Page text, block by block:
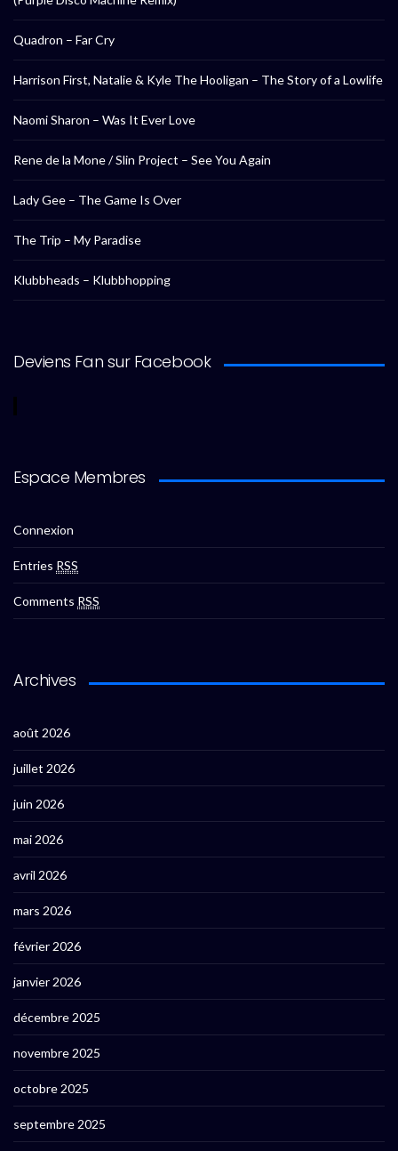
Quadron – Far Cry
Harrison First, Natalie & Kyle The Hooligan – The Story of a Lowlife
Naomi Sharon – Was It Ever Love
Rene de la Mone / Slin Project – See You Again
Lady Gee – The Game Is Over
The Trip – My Paradise
Klubbheads – Klubbhopping
Deviens Fan sur Facebook
Espace Membres
Connexion
Entries RSS
Comments RSS
Archives
août 2026
juillet 2026
juin 2026
mai 2026
avril 2026
mars 2026
février 2026
janvier 2026
décembre 2025
novembre 2025
octobre 2025
septembre 2025